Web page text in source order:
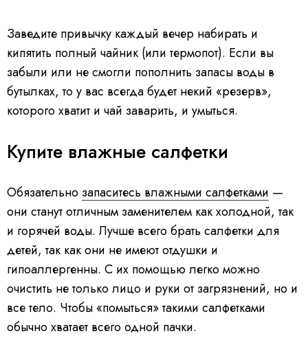
Заведите привычку каждый вечер набирать и
кипятить полный чайник (или термопот). Если вы
забыли или не смогли пополнить запасы воды в
бутылках, то у вас всегда будет некий «резерв»,
которого хватит и чай заварить, и умыться.
Купите влажные салфетки
Обязательно запаситесь влажными салфетками —
они станут отличным заменителем как холодной, так
и горячей воды. Лучше всего брать салфетки для
детей, так как они не имеют отдушки и
гипоаллергенны. С их помощью легко можно
очистить не только лицо и руки от загрязнений, но и
все тело. Чтобы «помыться» такими салфетками
обычно хватает всего одной пачки.